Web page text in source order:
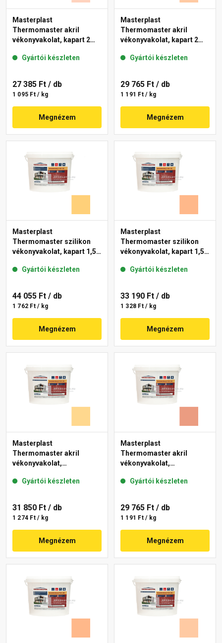
Masterplast
Thermomaster akril
vékonyvakolat, kapart 2
Gyártói készleten
27 385 Ft / db
1 095 Ft / kg
Megnézem
Masterplast
Thermomaster akril
vékonyvakolat, kapart 2
Gyártói készleten
29 765 Ft / db
1 191 Ft / kg
Megnézem
Masterplast
Thermomaster szilikon
vékonyvakolat, kapart 1,5
Gyártói készleten
44 055 Ft / db
1 762 Ft / kg
Megnézem
Masterplast
Thermomaster szilikon
vékonyvakolat, kapart 1,5
Gyártói készleten
33 190 Ft / db
1 328 Ft / kg
Megnézem
Masterplast
Thermomaster akril
vékonyvakolat,
01-D 25 kg
Gyártói készleten
31 850 Ft / db
1 274 Ft / kg
Megnézem
Masterplast
Thermomaster akril
vékonyvakolat,
17-C 25 kg
Gyártói készleten
29 765 Ft / db
1 191 Ft / kg
Megnézem